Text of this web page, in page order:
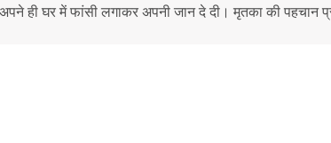
ही घर में फांसी लगाकर अपनी जान दे दी। मृतका की पहचान